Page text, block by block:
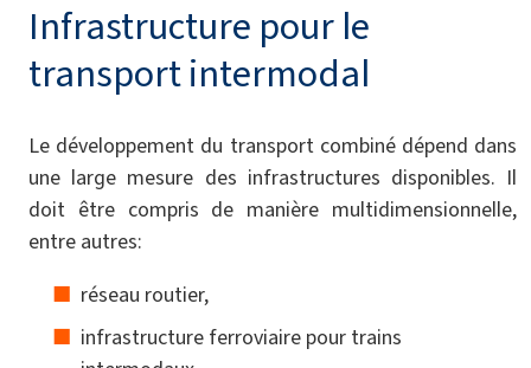
Infrastructure pour le
transport intermodal
Le développement du transport combiné dépend dans
une large mesure des infrastructures disponibles. Il
doit être compris de manière multidimensionnelle,
entre autres:
réseau routier,
infrastructure ferroviaire pour trains